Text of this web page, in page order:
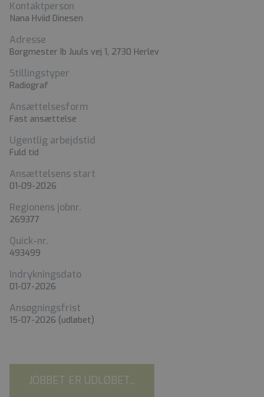
Kontaktperson
Nana Hviid Dinesen
Adresse
Borgmester Ib Juuls vej 1, 2730 Herlev
Stillingstyper
Radiograf
Ansættelsesform
Fast ansættelse
Ugentlig arbejdstid
Fuld tid
Ansættelsens start
01-09-2026
Regionens jobnr.
269377
Quick-nr.
493499
Indrykningsdato
01-07-2026
Ansøgningsfrist
15-07-2026 (udløbet)
JOBBET ER UDLØBET...